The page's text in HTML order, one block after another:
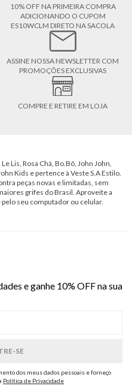
10% OFF NA PRIMEIRA COMPRA
ADICIONANDO O CUPOM
ES10WCLM DIRETO NA SACOLA
ASSINE NOSSA NEWSLETTER COM
PROMOÇÕES EXCLUSIVAS
COMPRE E RETIRE EM LOJA
Lis, Rosa Chá, Bo.Bô, John John,
Kids e pertence à Veste S.A Estilo.
peças novas e limitadas, sem
grifes do Brasil. Aproveite a
seu computador ou celular.
e ganhe 10% OFF na sua
dos meus dados pessoais e forneço
Política de Privacidade